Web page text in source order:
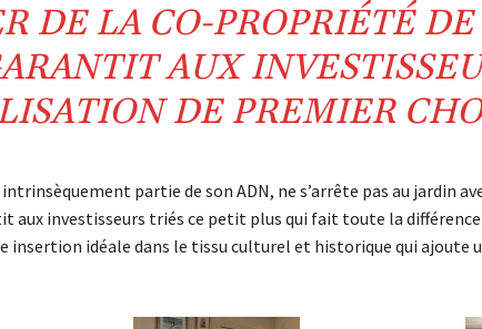
DE LACO-PROPRIÉTÉDE
AUX
DE PREMIER
partie de son ADN, ne s’arrête pas au jardin
aux investisseurs triés ce petit plus qui fait toute la différence
insertion idéale dans le tissu culturel et historique qui ajoute